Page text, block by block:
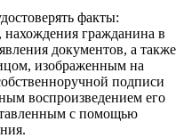
факты:
гражданина в
документов, а также
изображенным на
подписи
воспроизведением его
с помощью